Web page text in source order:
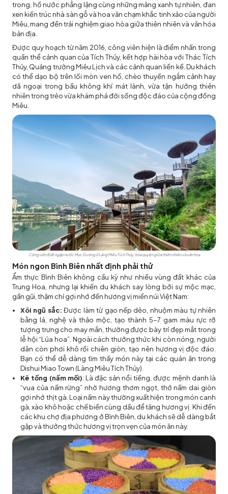
trong, hồ nước phẳng lặng cùng những mảng xanh tự nhiên, đan
xen kiến trúc nhà sàn gỗ và hoa văn chạm khắc tinh xảo của người
Miêu, mang đến trải nghiệm giao hòa giữa thiên nhiên và văn hóa
bản địa.
Được quy hoạch từ năm 2016, công viên hiện là điểm nhấn trong
quần thể cảnh quan của Tích Thủy, kết hợp hài hòa với Thác Tích
Thủy, Quảng trường Miêu Lịch và các cảnh quan liền kề. Du khách
có thể dạo bộ trên lối mòn ven hồ, chèo thuyền ngắm cảnh hay
dã ngoại trong bầu không khí mát lành, vừa tận hưởng thiên
nhiên trong trẻo vừa khám phá đời sống độc đáo của cộng đồng
Miêu.
Công viên Đất ngập nước Mục Dương ở Làng Miêu Tích Thủy, hòa quyện giữa thiên nhiên và văn hóa
Món ngon Bình Biên nhất định phải thử
Ẩm thực Bình Biên không cầu kỳ như nhiều vùng đất khác của
Trung Hoa, nhưng lại khiến du khách say lòng bởi sự mộc mạc,
gần gũi, thậm chí gợi nhớ đến hương vị miền núi Việt Nam:
Xôi ngũ sắc:Được làm từ gạo nếp dẻo, nhuộm màu tự nhiên
bằng lá, nghệ và thảo mộc, tạo thành 5-7 gam màu rực rỡ
tượng trưng cho may mắn, thường được bày trí đẹp mắt trong
lễ hội “Lúa hoa”. Ngoài cách thưởng thức khi còn nóng, người
dân còn phơi khô rồi chiên giòn, tạo nên hương vị độc đáo.
Bạn có thể dễ dàng tìm thấy món này tại các quán ăn trong
Dishui Miao Town (Làng Miêu Tích Thủy).
Kê tống (nấm mối): Là đặc sản nổi tiếng, được mệnh danh là
“vua của nấm rừng” nhờ hương thơm ngọt, thớ nấm dai giòn
gợi nhớ thịt gà. Loại nấm này thường xuất hiện trong món canh
gà, xào khô hoặc chế biến cùng dầu để tăng hương vị. Khi đến
các khu chợ địa phương ở Bình Biên, du khách sẽ dễ dàng bắt
gặp và thưởng thức hương vị trọn vẹn của món ăn này.